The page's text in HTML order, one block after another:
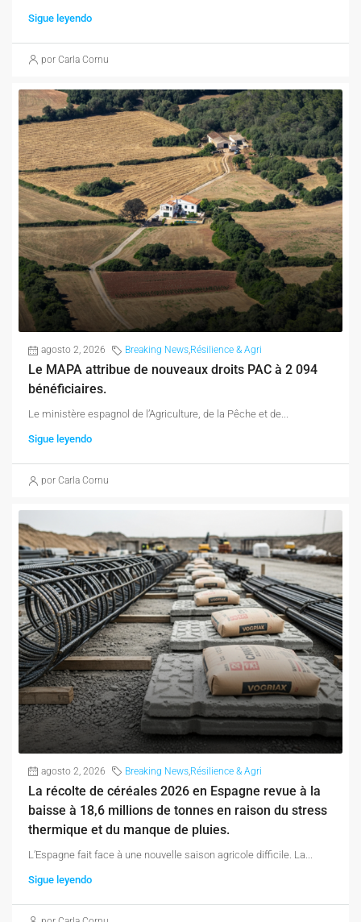
Sigue leyendo
por Carla Cornu
agosto 2, 2026 Breaking News,Résilience & Agri
Le MAPA attribue de nouveaux droits PAC à 2 094
bénéficiaires.
Le ministère espagnol de l’Agriculture, de la Pêche et de...
Sigue leyendo
por Carla Cornu
agosto 2, 2026 Breaking News Résilience & Agri
La récolte de céréales 2026 en Espagne revue à la
baisse à 18,6 millions de tonnes en raison du stress
thermique et du manque de pluies.
L’Espagne fait face à une nouvelle saison agricole difficile. La...
Sigue leyendo